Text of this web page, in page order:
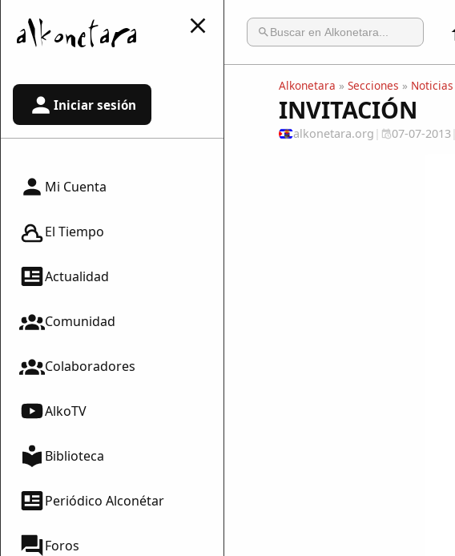
Iniciar sesión
Mi Cuenta
El Tiempo
Actualidad
Comunidad
Colaboradores
AlkoTV
Biblioteca
Periódico Alconétar
Foros
Alkonetara » Secciones » Noticias
INVITACIÓN
alkonetara.org | 07-07-2013|